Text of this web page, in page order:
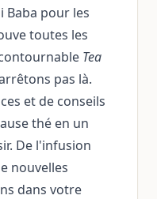
Baba pour les
toutes les
Tea
pas là.
et de conseils
thé en un
De l'infusion
nouvelles
dans votre